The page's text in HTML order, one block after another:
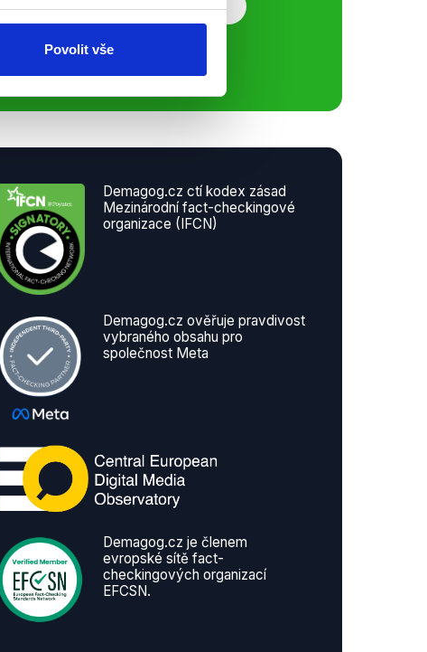
Povolit vše
Demagog.cz ctí kodex zásad
Mezinárodní fact-checkingové
organizace (IFCN)
Demagog.cz ověřuje pravdivost
vybraného obsahu pro
společnost Meta
Demagog.cz je členem
evropské sítě fact-
checkingových organizací
EFCSN.